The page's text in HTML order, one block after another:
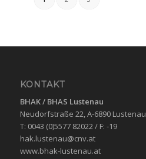
KONTAKT
BHAK / BHAS Lustenau
Neudorfstraße 22, A-6890 Lustenau
T: 0043 (0)5577 82022 / F: -19
hak.lustenau@cnv.at
www.bhak-lustenau.at